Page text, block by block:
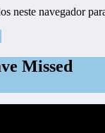
neste navegador
Missed